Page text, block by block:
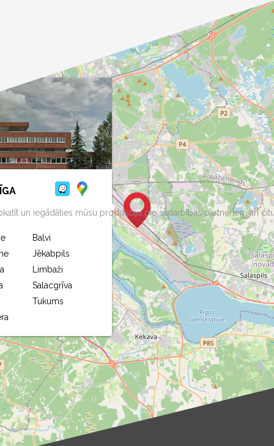
un iegādāties mūsu produkciju pie sadarbības partneriem arī
Balvi
Jēkabpils
Limbaži
Salacgrīva
Tukums